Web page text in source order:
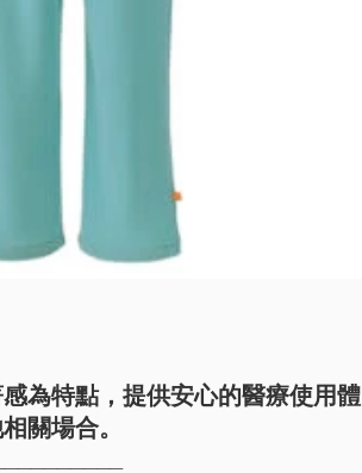
為特點，提供安心的醫療使用體
關場合。